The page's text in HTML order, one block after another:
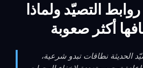
التصيّد ولماذا
أكثر صعوبة
الحديثة نطاقات تبدو شرعية،